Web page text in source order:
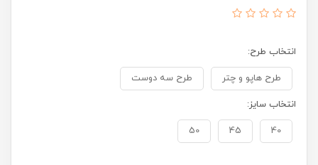
انتخاب طرح:
طرح هاپو و چتر طرح سه دوست
انتخاب سایز:
40
45
50